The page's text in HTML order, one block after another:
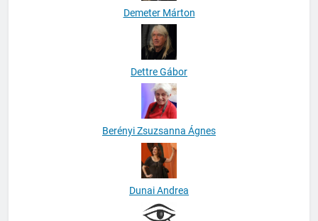
Demeter Márton
Dettre Gábor
Berényi Zsuzsanna Ágnes
Dunai Andrea